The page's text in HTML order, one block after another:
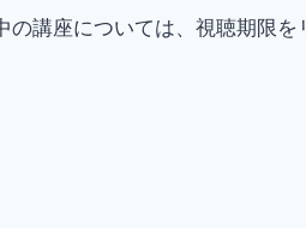
講座については、視聴期限